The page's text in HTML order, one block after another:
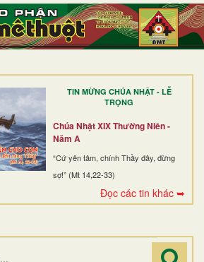
TIN MỪNG CHÚA NHẬT - LỄ
TRỌNG
Chúa Nhật XIX Thường Niên -
Năm A
“Cứ yên tâm, chính Thầy đây, đừng
sợ!” (Mt 14,22-33)
Đọc các tin khác ➥